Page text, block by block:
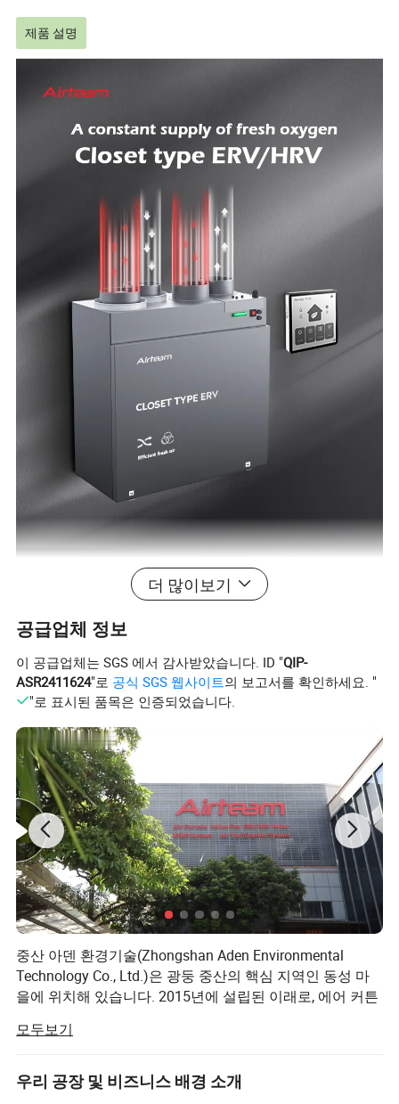
제품 설명
더 많이보기
공급업체 정보
이 공급업체는 SGS 에서 감사받았습니다. ID "QIP-
ASR2411624"로 공식 SGS 웹사이트의 보고서를 확인하세요. "
"로 표시된 품목은 인증되었습니다.
중산 아덴 환경기술(Zhongshan Aden Environmental
Technology Co., Ltd.)은 광둥 중산의 핵심 지역인 동성 마
을에 위치해 있습니다. 2015년에 설립된 이래로, 에어 커튼
비스에 초점을 맞추었습니다.
Aden은 첨단 기술을 흡수하고 소개하는 데 많은 관심을 기
울이고 있으며, 전문적인 조립 라인 워크샵도 있습니다.
모두보기
우리 공장 및 비즈니스 배경 소개